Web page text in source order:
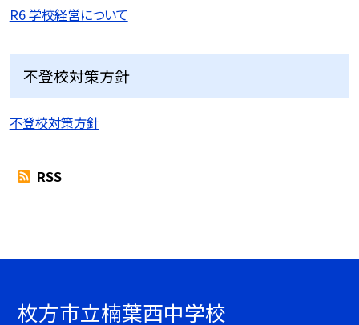
R6 学校経営について
不登校対策方針
不登校対策方針
RSS
枚方市立楠葉西中学校